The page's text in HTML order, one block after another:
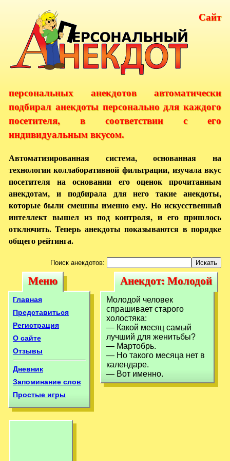
Сайт
персональных анекдотов автоматически
подбирал анекдоты персонально для каждого
посетителя, в соответствии с его
индивидуальным вкусом.
Автоматизированная система, основанная на
технологии коллаборативной фильтрации, изучала вкус
посетителя на основании его оценок прочитанным
анекдотам, и подбирала для него такие анекдоты,
которые были смешны именно ему. Но искусственный
интеллект вышел из под контроля, и его пришлось
отключить. Теперь анекдоты показываются в порядке
общего рейтинга.
Поиск анекдотов:
Меню
Меню
Главная
Представиться
Регистрация
О сайте
Отзывы
Дневник
Запоминание слов
Простые игры
Анекдот:
Молодой человек
спрашивает
старого
холостяка:—
Какой
Анекдот: Молодой
человек
спрашивает
старого
холостяка:—
Какой
Молодой человек
спрашивает старого
холостяка:
— Какой месяц самый
лучший для женитьбы?
— Мартобрь.
— Но такого месяца нет в
календаре.
— Вот именно.